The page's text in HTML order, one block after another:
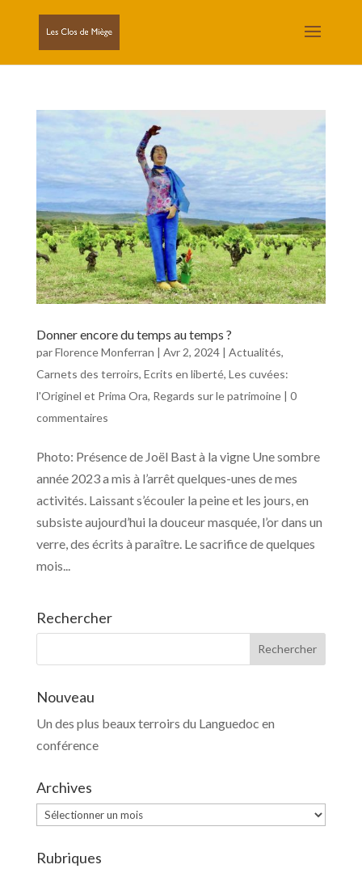
Donner encore du temps au temps ?
parFlorence Monferran | Avr 2, 2024| Actualités,
Carnets des terroirs, Ecrits en liberté, Les cuvées:
l'Originel et Prima Ora, Regards sur le patrimoine| 0
commentaires
Photo: Présence de Joël Bast à la vigne Une sombre
année 2023 a mis à l’arrêt quelques-unes de mes
activités. Laissant s’écouler la peine et les jours, en
subsiste aujourd’hui la douceur masquée, l’or dans un
verre, des écrits à paraître. Le sacrifice de quelques
mois...
Rechercher
Nouveau
Un des plus beaux terroirs du Languedoc en
conférence
Archives
Archives
Rubriques